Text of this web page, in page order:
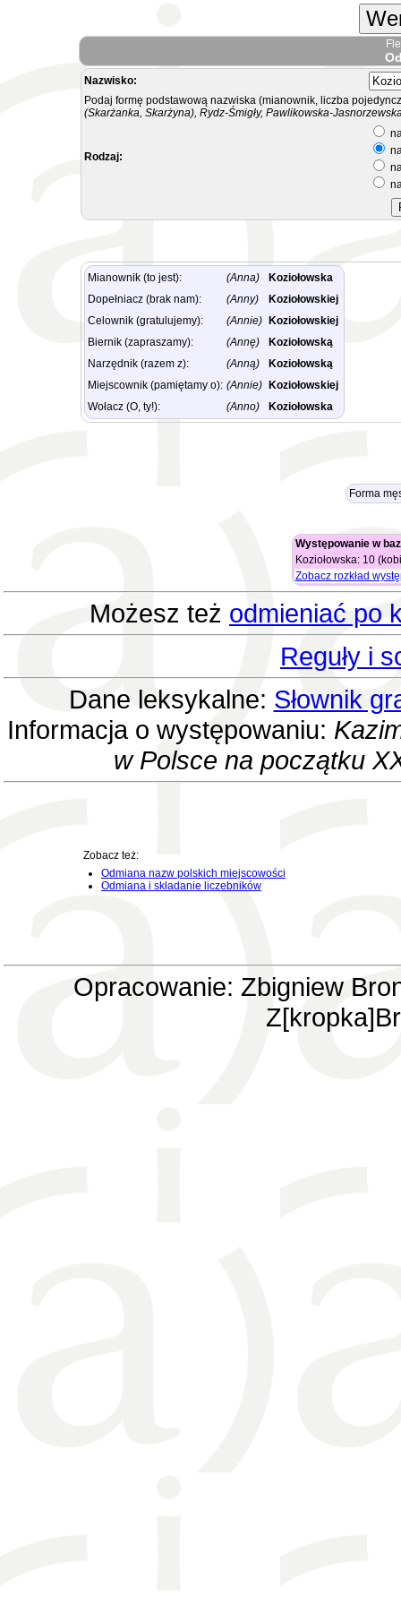
Nazwisko:
Podaj formę podstawową nazwiska (mianownik, liczba
(Skarżanka, Skarżyna), Rydz-Śmigły, Pawlikowska-
Rodzaj:
Mianownik (to jest): (Anna)
Koziołowska
Dopełniacz (brak nam):
(Anny)
Koziołowskiej
Celownik (gratulujemy):
(Annie)
Koziołowskiej
Biernik (zapraszamy):
(Annę)
Koziołowską
Narzędnik (razem z):
(Anną)
Koziołowską
Miejscownik (pamiętamy o): (Annie)
Koziołowskiej
Wołacz (O, ty!):
(Anno) Koziołowska
Forma
Występowanie w
Koziołowska: 10
Zobacz rozkład
Możesz też odmieniać po
Reguły i
Dane leksykalne: Słownik
Informacja o występowaniu:
w Polsce na początku
Zobacz też:
Odmiana nazw polskich miejscowości
Odmiana i składanie liczebników
Opracowanie: Zbigniew